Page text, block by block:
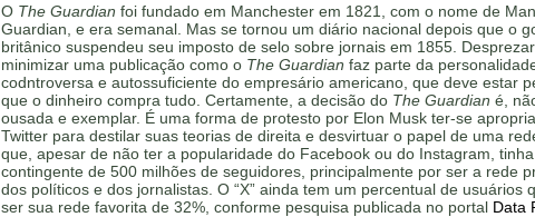
O The Guardian foi fundado em Manchester em 1821, com o nome de
Guardian, e era semanal. Mas se tornou um diário nacional depois que o
britânico suspendeu seu imposto de selo sobre jornais em 1855.
minimizar uma publicação como o The Guardian faz parte da
codntroversa e autossuficiente do empresário americano, que deve estar
que o dinheiro compra tudo. Certamente, a decisão do The Guardian é,
ousada e exemplar. É uma forma de protesto por Elon Musk ter-se
Twitter para destilar suas teorias de direita e desvirtuar o papel de uma
que, apesar de não ter a popularidade do Facebook ou do Instagram,
contingente de 500 milhões de seguidores, principalmente por ser a rede
dos políticos e dos jornalistas. O “X” ainda tem um percentual de usuários
ser sua rede favorita de 32%, conforme pesquisa publicada no portal Data